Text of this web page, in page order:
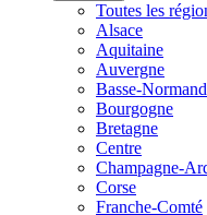
Toutes les
Alsace
Aquitaine
Auvergne
Basse-
Bourgogne
Bretagne
Centre
Champagne-
Corse
Franche-Comté